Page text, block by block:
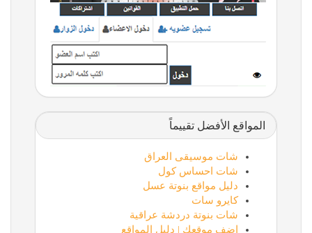
المواقع الأفضل تقييماً
شات موسيقى العراق
شات احساس كول
دليل مواقع بنوتة عسل
كايرو سات
شات بنوتة دردشة عراقية
اضف موقعك | دليل المواقع